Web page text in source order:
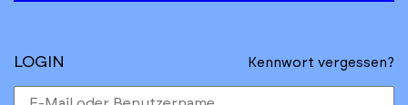
LOGIN Kennwort vergessen?